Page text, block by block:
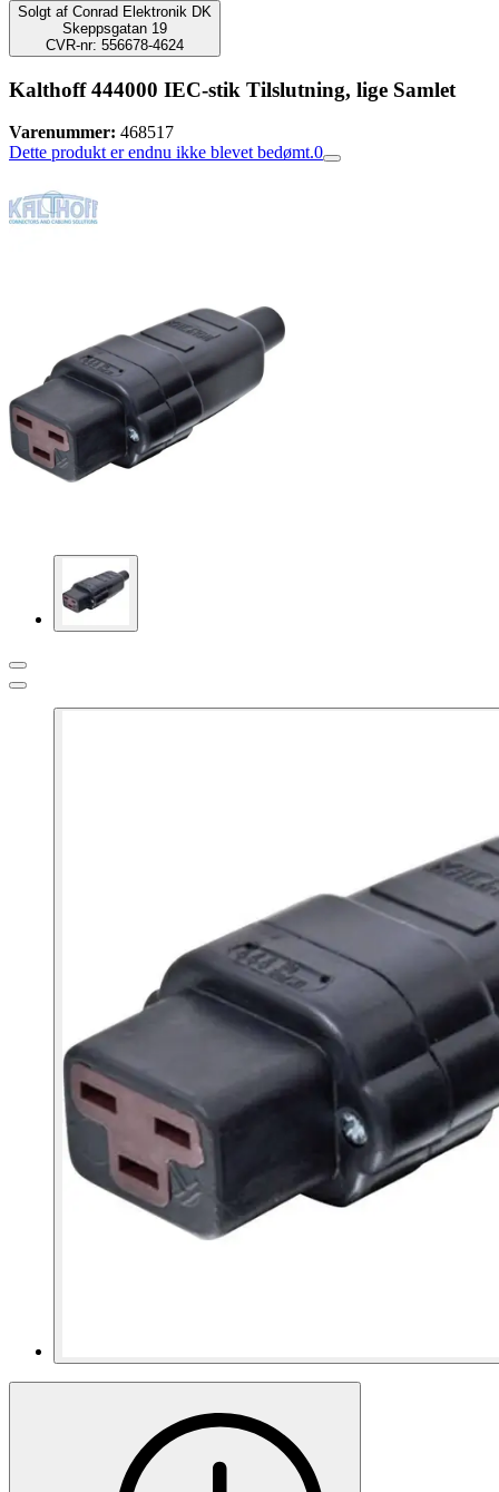
Solgt af Conrad Elektronik DK
Skeppsgatan 19
CVR-nr: 556678-4624
Kalthoff 444000 IEC-stik Tilslutning, lige Samlet
Varenummer: 468517
Dette produkt er endnu ikke blevet bedømt.0